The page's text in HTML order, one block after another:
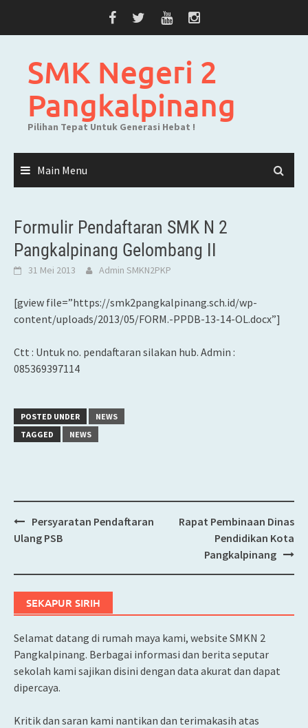
SMK Negeri 2
Pangkalpinang
Pilihan Tepat Untuk Generasi Hebat !
Main Menu
Formulir Pendaftaran SMK N 2
Pangkalpinang Gelombang II
31 Mei 2013 Admin SMKN2PKP
[gview file=”https://smk2pangkalpinang.sch.id/wp-
content/uploads/2013/05/FORM.-PPDB-13-14-OL.docx”]
Ctt : Untuk no. pendaftaran silakan hub. Admin :
085369397114
POSTED UNDER
NEWS
TAGGED
NEWS
Post
navigation
Persyaratan Pendaftaran
Ulang PSB
Rapat Pembinaan Dinas
Pendidikan Kota
Pangkalpinang
SEKAPUR SIRIH
Selamat datang di rumah maya kami, website SMKN 2
Pangkalpinang. Berbagai informasi dan berita seputar
sekolah kami sajikan disini dengan data akurat dan dapat
dipercaya.
Kritik dan saran kami nantikan dan terimakasih atas